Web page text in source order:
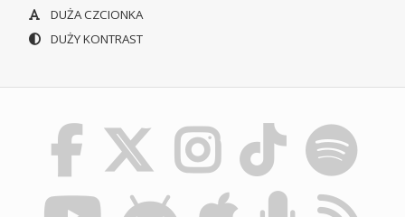
DUŻA CZCIONKA
DUŻY KONTRAST